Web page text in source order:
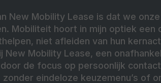
New Mobility Lease is dat we
Mobiliteit hoort in mijn optiek een
niet afleiden van hun
Mobility Lease, een
de focus op persoonlijk
eindeloze keuzemenu’s of